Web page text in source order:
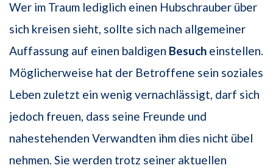
Wer im Traum lediglich einen Hubschrauber über
sich kreisen sieht, sollte sich nach allgemeiner
Auffassung auf einen baldigen Besuch einstellen.
Möglicherweise hat der Betroffene sein soziales
Leben zuletzt ein wenig vernachlässigt, darf sich
jedoch freuen, dass seine Freunde und
nahestehenden Verwandten ihm dies nicht übel
nehmen. Sie werden trotz seiner aktuellen